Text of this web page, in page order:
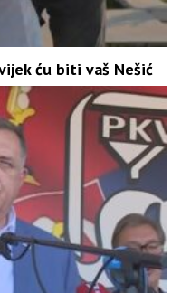
ću biti vaš Nešić